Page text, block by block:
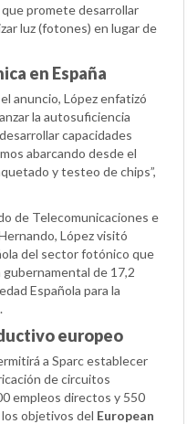
promete desarrollar
luz (fotones) en lugar de
en España
anuncio, López enfatizó
la autosuficiencia
capacidades
abarcando desde el
y testeo de chips”,
de Telecomunicaciones e
López visitó
del sector fotónico que
de 17,2
Española para la
europeo
a Sparc establecer
de circuitos
empleos directos y 550
objetivos del European